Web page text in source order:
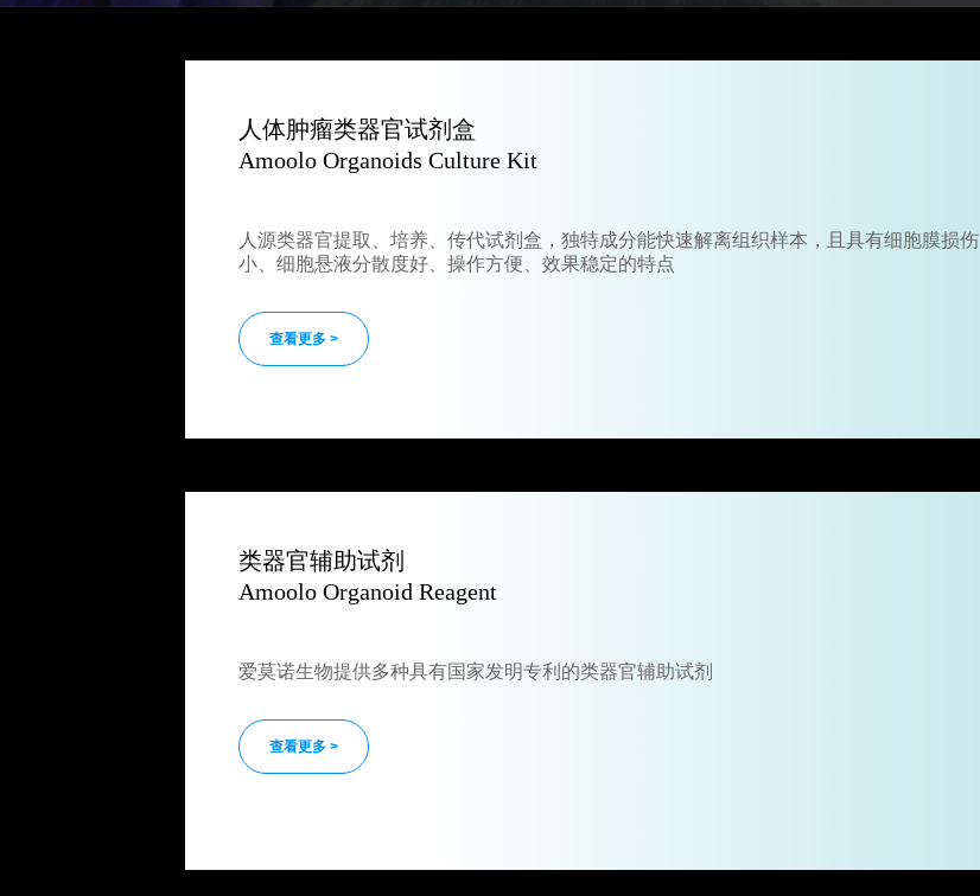
人体肿瘤类器官试剂盒
Amoolo Organoids Culture Kit
人源类器官提取、培养、传代试剂盒，独特成分能快速解离组织样本，且具有细胞膜损伤
小、细胞悬液分散度好、操作方便、效果稳定的特点
查看更多 >
类器官辅助试剂
Amoolo Organoid Reagent
爱莫诺生物提供多种具有国家发明专利的类器官辅助试剂
查看更多 >